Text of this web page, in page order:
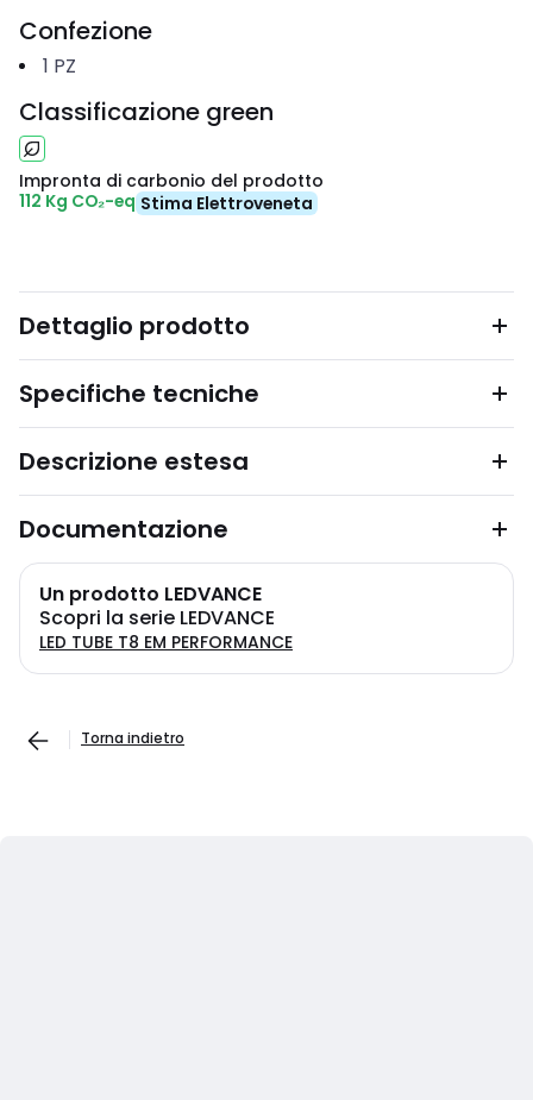
Confezione
1 PZ
Classificazione green
Impronta di carbonio del prodotto
112 Kg CO₂-eq Stima Elettroveneta
Dettaglio prodotto
Specifiche tecniche
Descrizione estesa
Documentazione
Un prodotto LEDVANCE
Scopri la serie LEDVANCE
LED TUBE T8 EM PERFORMANCE
Torna indietro